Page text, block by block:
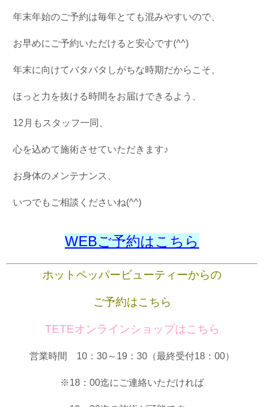
年末年始のご予約は毎年とても混みやすいので、
お早めにご予約いただけると安心です(^^)
年末に向けてバタバタしがちな時期だからこそ、
ほっと力を抜ける時間をお届けできるよう、
12月もスタッフ一同、
心を込めて施術させていただきます♪
お身体のメンテナンス、
いつでもご相談くださいね(^^)
WEBご予約はこちら
ホットペッパービューティーからの
ご予約はこちら
TETEオンラインショップはこちら
営業時間 10：30～19：30（最終受付18：00）
※18：00迄にご連絡いただければ